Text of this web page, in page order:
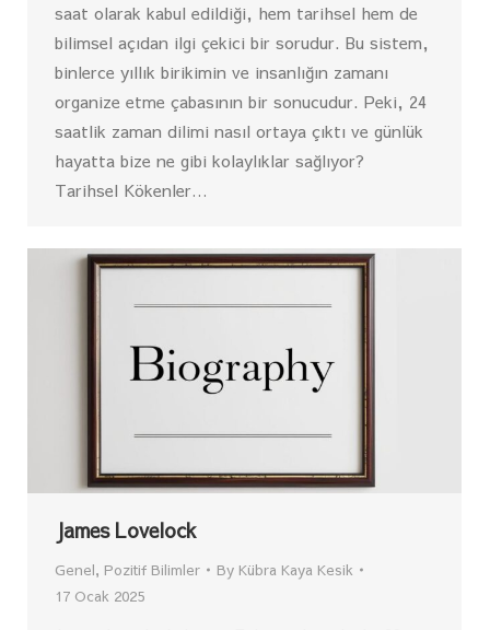
saat olarak kabul edildiği, hem tarihsel hem de
bilimsel açıdan ilgi çekici bir sorudur. Bu sistem,
binlerce yıllık birikimin ve insanlığın zamanı
organize etme çabasının bir sonucudur. Peki, 24
saatlik zaman dilimi nasıl ortaya çıktı ve günlük
hayatta bize ne gibi kolaylıklar sağlıyor?
Tarihsel Kökenler…
James Lovelock
Genel, Pozitif Bilimler By Kübra Kaya Kesik
17 Ocak 2025